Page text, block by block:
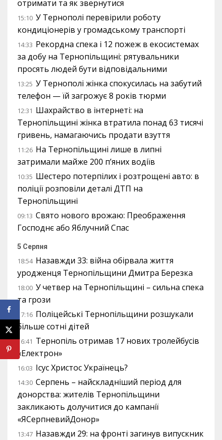
отримати та як звернутися
15:10 У Тернополі перевірили роботу
кондиціонерів у громадському транспорті
14:33 Рекордна спека і 12 пожеж в екосистемах
за добу на Тернопільщині: рятувальники
просять людей бути відповідальними
13:25 У Тернополі жінка спокусилась на забутий
телефон — їй загрожує 8 років тюрми
12:31 Шахрайство в інтернеті: на
Тернопільщині жінка втратила понад 63 тисячі
гривень, намагаючись продати взуття
11:26 На Тернопільщині лише в липні
затримали майже 200 п’яних водіїв
10:35 Шестеро потерпілих і розтрощені авто: в
поліції розповіли деталі ДТП на
Тернопільщині
09:13 Свято нового врожаю: Преображення
Господнє або Яблучний Спас
5 Серпня
18:54 Назавжди 33: війна обірвала життя
уродженця Тернопільщини Дмитра Березка
18:00 У четвер на Тернопільщині – сильна спека
та грози
17:16 Поліцейські Тернопільщини розшукали
більше сотні дітей
16:41 Тернопіль отримав 17 нових тролейбусів
«Електрон»
16:03 Ісус Христос Українець?
14:30 Серпень – найскладніший період для
донорства: жителів Тернопільщини
закликають долучитися до кампанії
«ЯСерпневийДонор»
13:47 Назавжди 29: на фронті загинув випускник